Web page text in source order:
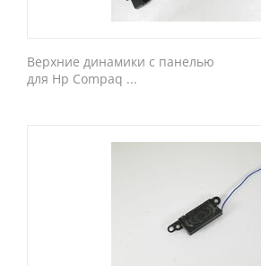
Верхние динамики с панелью
для Hp Compaq ...